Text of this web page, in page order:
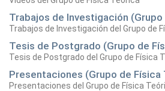
Trabajos de Investigación
Trabajos de Investigación del Grupo de
Tesis de Postgrado (Grupo de
Tesis de Postgrado del Grupo de Física
Presentaciones (Grupo de Física
Presentaciones del Grupo de Física